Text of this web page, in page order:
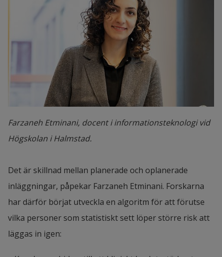
Farzaneh Etminani, docent i informationsteknologi vid
Högskolan i Halmstad.
Det är skillnad mellan planerade och oplanerade
inläggningar, påpekar Farzaneh Etminani. Forskarna
har därför börjat utveckla en algoritm för att förutse
vilka personer som statistiskt sett löper större risk att
läggas in igen: